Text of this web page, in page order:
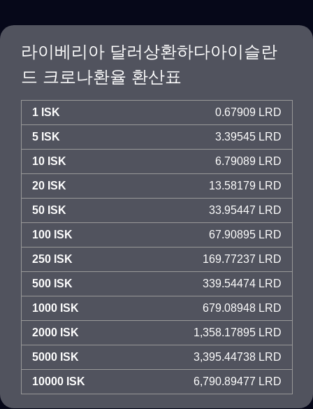
라이베리아 달러상환하다아이슬란
드 크로나환율 환산표
1 ISK 0.67909 LRD
5 ISK 3.39545 LRD
10 ISK 6.79089 LRD
20 ISK 13.58179 LRD
50 ISK 33.95447 LRD
100 ISK 67.90895 LRD
250 ISK 169.77237 LRD
500 ISK 339.54474 LRD
1000 ISK 679.08948 LRD
2000 ISK 1,358.17895 LRD
5000 ISK 3,395.44738 LRD
10000 ISK 6,790.89477 LRD